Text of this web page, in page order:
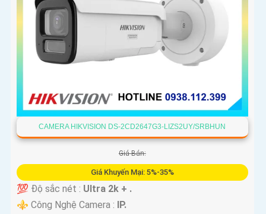
CAMERA HIKVISION DS-2CD2647G3-LIZS2UY/SRBHUN
Giá Bán:
Giá Khuyến Mại: 5%-35%
💯 Độ sắc nét : Ultra 2k + .
⚜️ Công Nghệ Camera : IP.